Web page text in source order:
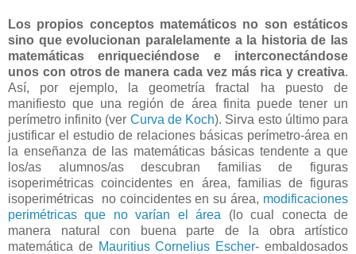
Los propios conceptos matemáticos no son estáticos
sino que evolucionan paralelamente a la historia de las
matemáticas enriqueciéndose e interconectándose
unos con otros de manera cada vez más rica y creativa.
Así, por ejemplo, la geometría fractal ha puesto de
manifiesto que una región de área finita puede tener un
perímetro infinito (ver Curva de Koch). Sirva esto último para
justificar el estudio de relaciones básicas perímetro-área en
la enseñanza de las matemáticas básicas tendente a que
los/as alumnos/as descubran familias de figuras
isoperimétricas coincidentes en área, familias de figuras
isoperimétricas no coincidentes en su área, modificaciones
perimétricas que no varían el área (lo cual conecta de
manera natural con buena parte de la obra artístico
matemática de Mauritius Cornelius Escher- embaldosados